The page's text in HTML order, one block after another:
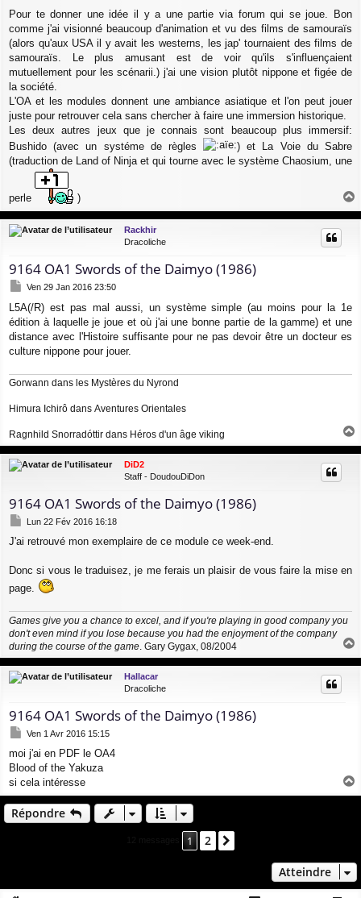
s
s
a
e
Pour te donner une idée il y a une partie via forum qui se joue. Bon
comme j'ai visionné beaucoup d'animation et vu des films de samouraïs
(alors qu'aux USA il y avait les westerns, les jap' tournaient des films de
samouraïs. Le plus amusant est de voir qu'ils s'influençaient
mutuellement pour les scénarii.) j'ai une vision plutôt nippone et figée de
la société.
L'OA et les modules donnent une ambiance asiatique et l'on peut jouer
juste pour retrouver cela sans chercher à faire une immersion historique.
Les deux autres jeux que je connais sont beaucoup plus immersif:
Bushido (avec un systéme de règles
) et La Voie du Sabre
(traduction de Land of Ninja et qui tourne avec le système Chaosium, une
perle )
a
u
Rackhir
Dracoliche
9164 OA1 Swords of the Daimyo (1986)
M
s
s
a
e
Ven 29 Jan 2016 23:50
L5A(/R) est pas mal aussi, un système simple (au moins pour la 1e
édition à laquelle je joue et où j'ai une bonne partie de la gamme) et une
distance avec l'Histoire suffisante pour ne pas devoir être un docteur es
culture nippone pour jouer.
Gorwann dans les Mystères du Nyrond
Himura Ichirô dans Aventures Orientales
Ragnhild Snorradóttir dans Héros d'un âge viking
a
u
DiD2
Staff - DoudouDiDon
9164 OA1 Swords of the Daimyo (1986)
M
s
a
e
Lun 22 Fév 2016 16:18
J'ai retrouvé mon exemplaire de ce module ce week-end.
Donc si vous le traduisez, je me ferais un plaisir de vous faire la mise en
page.
Games give you a chance to excel, and if you're playing in good company you
don't even mind if you lose because you had the enjoyment of the company
during the course of the game. Gary Gygax, 08/2004
a
u
Hallacar
Dracoliche
9164 OA1 Swords of the Daimyo (1986)
M
s
s
a
e
Ven 1 Avr 2016 15:15
moi j'ai en PDF le OA4
Blood of the Yakuza
si cela intéresse
a
Répondre
1 2
Atteindre